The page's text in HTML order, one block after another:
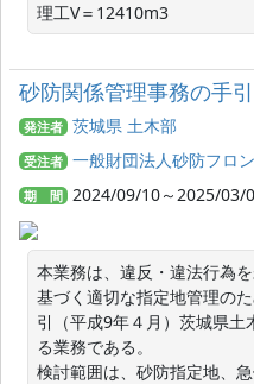
砂防関係管理事務の手
発注者 茨城県 土木部
受注者 一般財団法人砂防フロ
期 間 2024/09/10～2025/03/
本業務は、違反・違法行為
基づく適切な指定地管理の
引（平成9年４月）茨城県土
る業務である。
検討範囲は、砂防指定地、